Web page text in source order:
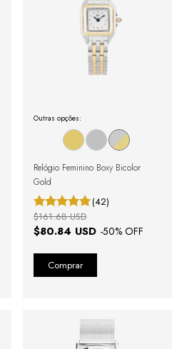
Outras opções:
Relógio Feminino Boxy Bicolor
Gold
(42)
$80.84 USD -50% OFF
$161.68 USD